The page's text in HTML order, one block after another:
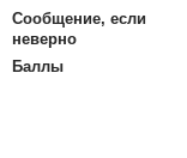
Сообщение, если
неверно
Баллы